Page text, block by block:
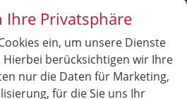
Park Distance Control
Privatsphäre
ein, um unsere Dienste
berücksichtigen wir Ihre
nur die Daten für Marketing,
für die Sie uns Ihr